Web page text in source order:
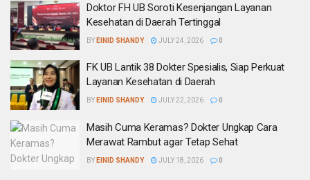
Doktor FH UB Soroti Kesenjangan Layanan
Kesehatan di Daerah Tertinggal
BY EINID SHANDY JULY 24, 2026 0
FK UB Lantik 38 Dokter Spesialis, Siap Perkuat
Layanan Kesehatan di Daerah
BY EINID SHANDY JULY 22, 2026 0
Masih Cuma Keramas? Dokter Ungkap Cara
Merawat Rambut agar Tetap Sehat
BY EINID SHANDY JULY 18, 2026 0